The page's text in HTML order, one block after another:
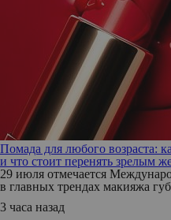
Помада для любого возраста:
и что стоит перенять зрелым
29 июля отмечается
в главных трендах макияжа
3 часа назад